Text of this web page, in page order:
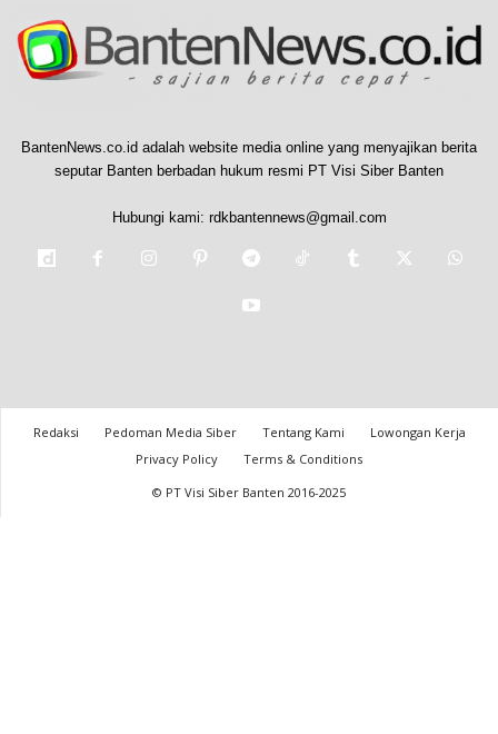
BantenNews.co.id adalah website media online yang menyajikan berita
seputar Banten berbadan hukum resmi PT Visi Siber Banten
Hubungi kami: rdkbantennews@gmail.com
Redaksi Pedoman Media Siber Tentang Kami
Lowongan Kerja
Privacy Policy
Terms & Conditions
© PT Visi Siber Banten 2016-2025